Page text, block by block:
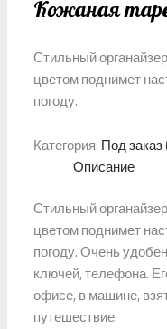
Кожаная
Стильный
цветом поднимет
погоду.
Категория: Под заказ
Описание
Стильный
цветом поднимет
погоду. Очень
ключей, телефона.
офисе, в машине,
путешествие.